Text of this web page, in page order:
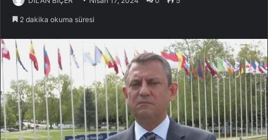
2 dakika okuma süresi